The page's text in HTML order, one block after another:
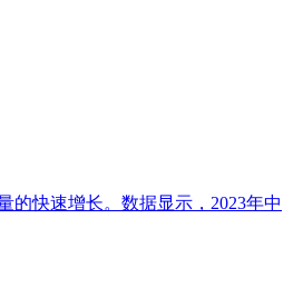
的快速增长。数据显示，2023年中